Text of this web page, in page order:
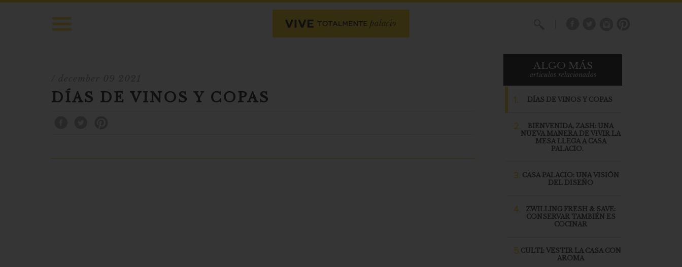
DÍAS DE VINOS Y COPAS
ALGO MÁS
articulos relacionados
1. DÍAS DE VINOS Y COPAS
2.
BIENVENIDA, ZASH: UNA
NUEVA MANERA DE VIVIR LA
MESA LLEGA A CASA
PALACIO.
3. CASA PALACIO: UNA VISIÓN
DEL DISEÑO
4.
ZWILLING FRESH & SAVE:
CONSERVAR TAMBIÉN ES
COCINAR
5.CULTI: VESTIR LA CASA CON
AROMA